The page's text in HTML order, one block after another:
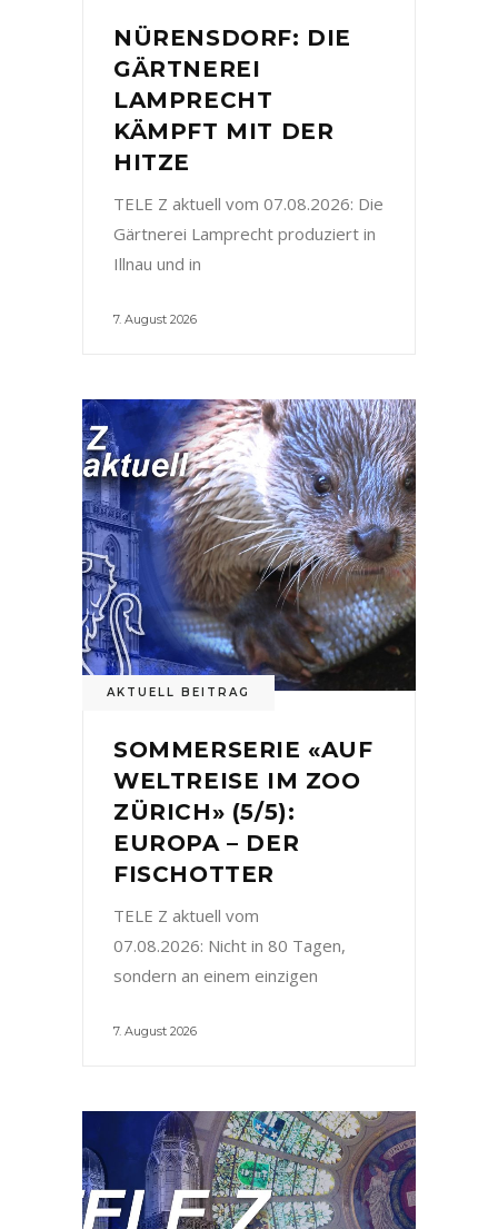
NÜRENSDORF: DIE
GÄRTNEREI
LAMPRECHT
KÄMPFT MIT DER
HITZE
TELE Z aktuell vom 07.08.2026: Die
Gärtnerei Lamprecht produziert in
Illnau und in
7. August 2026
AKTUELL BEITRAG
SOMMERSERIE «AUF
WELTREISE IM ZOO
ZÜRICH» (5/5):
EUROPA – DER
FISCHOTTER
TELE Z aktuell vom
07.08.2026: Nicht in 80 Tagen,
sondern an einem einzigen
7. August 2026